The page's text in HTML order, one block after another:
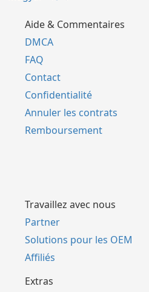
Aide & Commentaires
DMCA
FAQ
Contact
Confidentialité
Annuler les contrats
Remboursement
Travaillez avec nous
Partner
Solutions pour les OEM
Affiliés
Extras